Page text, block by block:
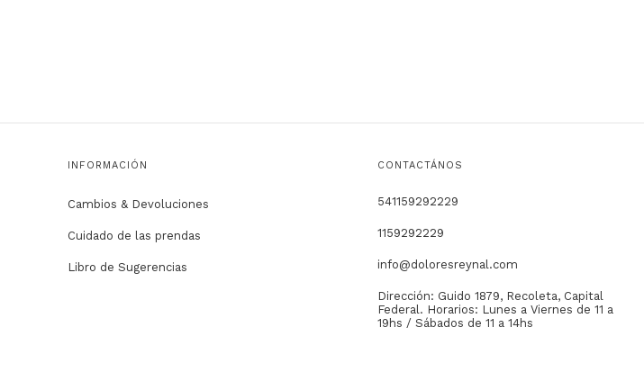
INFORMACIÓN
Cambios & Devoluciones
Cuidado de las prendas
Libro de Sugerencias
CONTACTÁNOS
541159292229
1159292229
info@doloresreynal.com
Dirección: Guido 1879, Recoleta, Capital
Federal. Horarios: Lunes a Viernes de 11 a
19hs / Sábados de 11 a 14hs